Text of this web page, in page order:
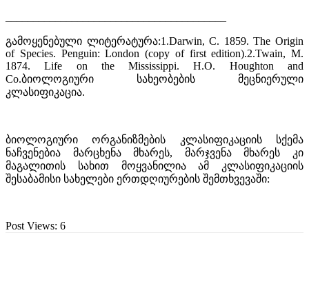
გამოყენებული ლიტერატურა:1.Darwin, C. 1859. The Origin
of Species. Penguin: London (copy of first edition).2.Twain, M.
1874. Life on the Mississippi. H.O. Houghton and
Co.ბიოლოგიური სახეობების მეცნიერული
კლასიფიკაცია.
ბიოლოგიური ორგანიზმების კლასიფიკაციის სქემა
ნაჩვენებია მარცხენა მხარეს, მარჯვენა მხარეს კი
მაგალითის სახით მოყვანილია ამ კლასიფიკაციის
შესაბამისი სახელები ერთდღიურების შემთხვევაში:
Post Views: 6